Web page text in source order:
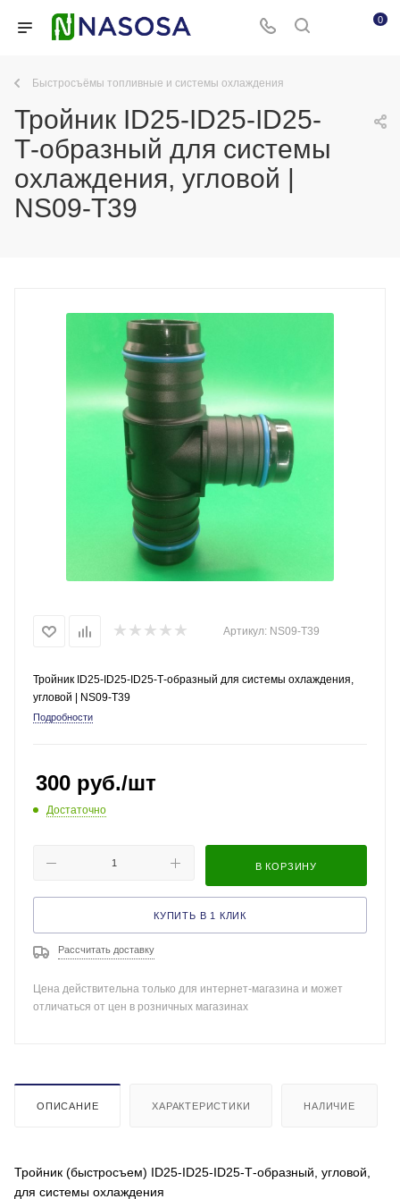
0
Быстросъёмы топливные и системы охлаждения
Тройник ID25-ID25-ID25-
Т-образный для системы
охлаждения, угловой |
NS09-T39
Артикул: NS09-T39
Тройник ID25-ID25-ID25-Т-образный для системы охлаждения,
угловой | NS09-T39
Подробности
300 руб./шт
Достаточно
В КОРЗИНУ
КУПИТЬ В 1 КЛИК
Рассчитать доставку
Цена действительна только для интернет-магазина и может
отличаться от цен в розничных магазинах
ОПИСАНИЕ ХАРАКТЕРИСТИКИ НАЛИЧИЕ
Тройник (быстросъем) ID25-ID25-ID25-Т-образный, угловой,
для системы охлаждения